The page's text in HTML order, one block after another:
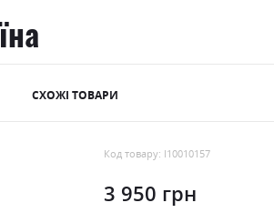
СХОЖІ ТОВАРИ
Код товару: l10010157
3 950 грн